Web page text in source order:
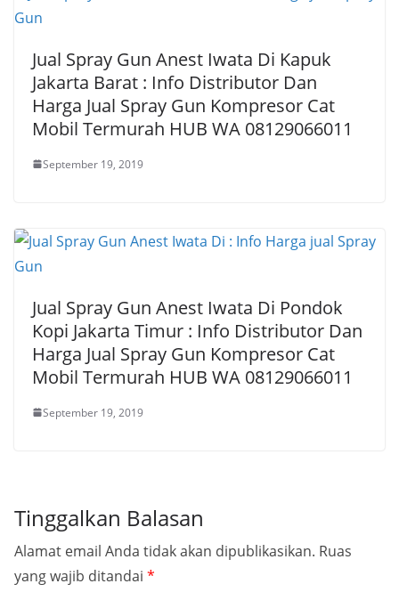
Jual Spray Gun Anest Iwata Di Kapuk
Jakarta Barat : Info Distributor Dan
Harga Jual Spray Gun Kompresor Cat
Mobil Termurah HUB WA 08129066011
September 19, 2019
Jual Spray Gun Anest Iwata Di Pondok
Kopi Jakarta Timur : Info Distributor Dan
Harga Jual Spray Gun Kompresor Cat
Mobil Termurah HUB WA 08129066011
September 19, 2019
Tinggalkan Balasan
Alamat email Anda tidak akan dipublikasikan. Ruas
yang wajib ditandai *